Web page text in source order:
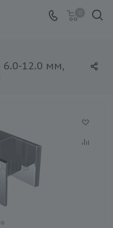
0
6.0-12.0 мм,